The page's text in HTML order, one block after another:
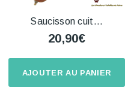
AJOUTER AU PANIER
Saucisson cuit...
20,90€